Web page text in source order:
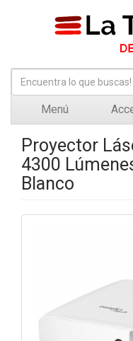
Menú
Proyector
4300
Blanco